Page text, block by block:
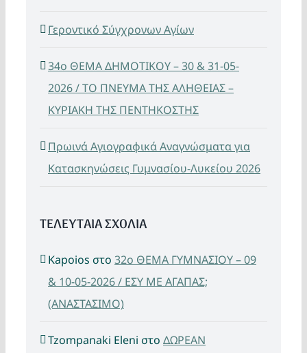
Γεροντικό Σύγχρονων Αγίων
34ο ΘΕΜΑ ΔΗΜΟΤΙΚΟΥ – 30 & 31-05-
2026 / ΤΟ ΠΝΕΥΜΑ ΤΗΣ ΑΛΗΘΕΙΑΣ –
ΚΥΡΙΑΚΗ ΤΗΣ ΠΕΝΤΗΚΟΣΤΗΣ
Πρωινά Αγιογραφικά Αναγνώσματα για
Κατασκηνώσεις Γυμνασίου-Λυκείου 2026
ΤΕΛΕΥΤΑΙΑ ΣΧΟΛΙΑ
Kapoios στο 32ο ΘΕΜΑ ΓΥΜΝΑΣΙΟΥ – 09
& 10-05-2026 / ΕΣΥ ΜΕ ΑΓΑΠΑΣ;
(ΑΝΑΣΤΑΣΙΜΟ)
Tzompanaki Eleni στο ΔΩΡΕΑΝ